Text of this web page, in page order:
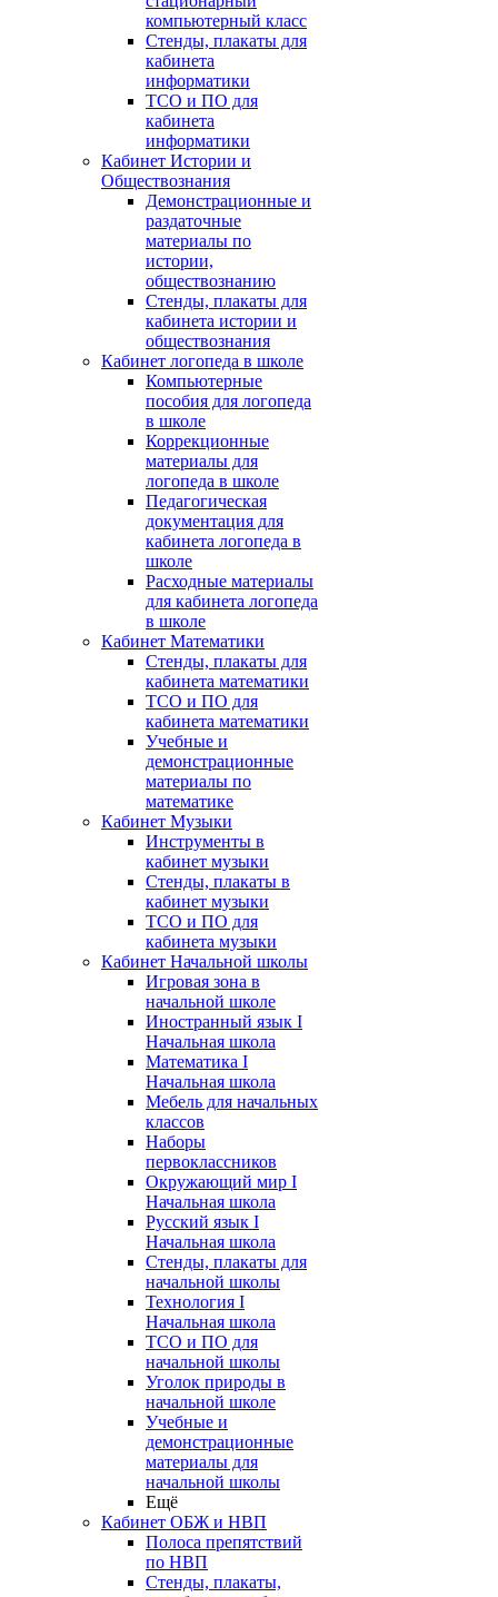
компьютерный класс
Стенды, плакаты для
кабинета
информатики
ТСО и ПО для
кабинета
информатики
Кабинет Истории и
Обществознания
Демонстрационные и
раздаточные
материалы по
истории,
обществознанию
Стенды, плакаты для
кабинета истории и
обществознания
Кабинет логопеда в школе
Компьютерные
пособия для логопеда
в школе
Коррекционные
материалы для
логопеда в школе
Педагогическая
документация для
кабинета логопеда в
школе
Расходные материалы
для кабинета логопеда
в школе
Кабинет Математики
Стенды, плакаты для
кабинета математики
ТСО и ПО для
кабинета математики
Учебные и
демонстрационные
материалы по
математике
Кабинет Музыки
Инструменты в
кабинет музыки
Стенды, плакаты в
кабинет музыки
ТСО и ПО для
кабинета музыки
Кабинет Начальной школы
Игровая зона в
начальной школе
Иностранный язык I
Начальная школа
Математика I
Начальная школа
Мебель для начальных
классов
Наборы
первоклассников
Окружающий мир I
Начальная школа
Русский язык I
Начальная школа
Стенды, плакаты для
начальной школы
Технология I
Начальная школа
ТСО и ПО для
начальной школы
Уголок природы в
начальной школе
Учебные и
демонстрационные
материалы для
начальной школы
Ещё
Кабинет ОБЖ и НВП
Полоса препятствий
по НВП
Стенды, плакаты,